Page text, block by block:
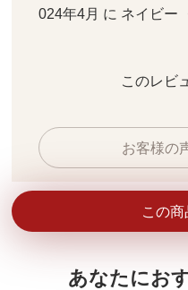
024年4月 に ネイビー
このレビ
お客様の
この商
あなたにお